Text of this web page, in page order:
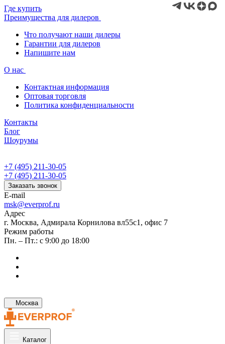
Где купить
Преимущества для дилеров
Что получают наши дилеры
Гарантии для дилеров
Напишите нам
О нас
Контактная информация
Оптовая торговля
Политика конфиденциальности
Контакты
Блог
Шоурумы
+7 (495) 211-30-05
+7 (495) 211-30-05
Заказать звонок
E-mail
msk@everprof.ru
Адрес
г. Москва, Адмирала Корнилова вл55с1, офис 7
Режим работы
Пн. – Пт.: с 9:00 до 18:00
Москва
Каталог